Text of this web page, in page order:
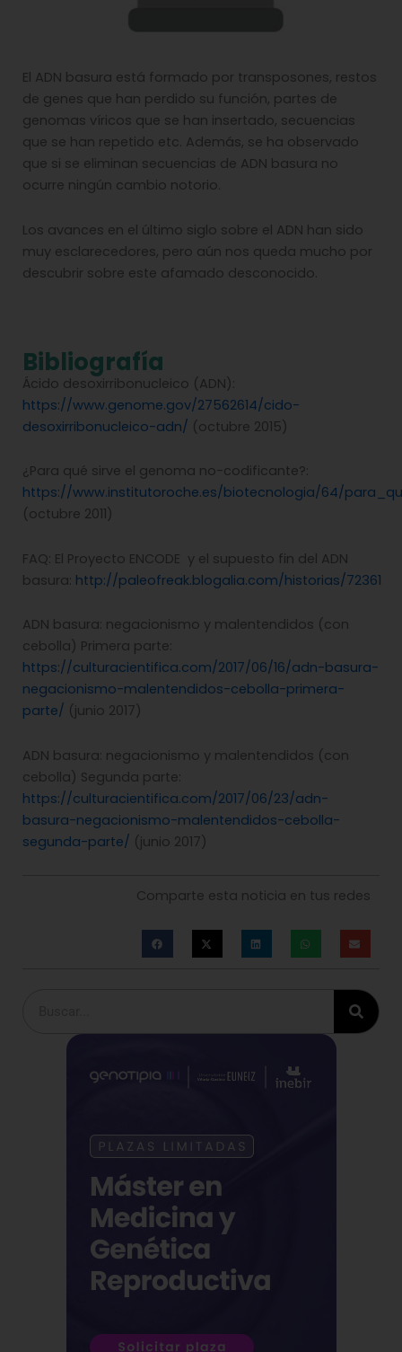
El ADN basura está formado por transposones, restos
de genes que han perdido su función, partes de
genomas víricos que se han insertado, secuencias
que se han repetido etc. Además, se ha observado
que si se eliminan secuencias de ADN basura no
ocurre ningún cambio notorio.
Los avances en el último siglo sobre el ADN han sido
muy esclarecedores, pero aún nos queda mucho por
descubrir sobre este afamado desconocido.
Bibliografía
Ácido desoxirribonucleico (ADN):
https://www.genome.gov/27562614/cido-
desoxirribonucleico-adn/ (octubre 2015)
¿Para qué sirve el genoma no-codificante?:
https://www.institutoroche.es/biotecnologia/64/
(octubre 2011)
FAQ: El Proyecto ENCODE y el supuesto fin del ADN
basura: http://paleofreak.blogalia.com/historias/72361
ADN basura: negacionismo y malentendidos (con
cebolla) Primera parte:
https://culturacientifica.com/2017/06/16/adn-basura-
negacionismo-malentendidos-cebolla-primera-
parte/ (junio 2017)
ADN basura: negacionismo y malentendidos (con
cebolla) Segunda parte:
https://culturacientifica.com/2017/06/23/adn-
basura-negacionismo-malentendidos-cebolla-
segunda-parte/ (junio 2017)
Comparte esta noticia en tus redes